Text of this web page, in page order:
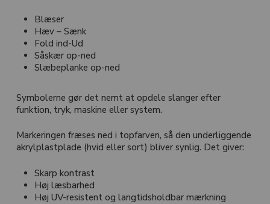
Blæser
Hæv – Sænk
Fold ind-Ud
Såskær op-ned
Slæbeplanke op-ned
Symbolerne gør det nemt at opdele slanger efter
funktion, tryk, maskine eller system.
Markeringen fræses ned i topfarven, så den underliggende
akrylplastplade (hvid eller sort) bliver synlig. Det giver:
Skarp kontrast
Høj læsbarhed
Høj UV-resistent og langtidsholdbar mærkning